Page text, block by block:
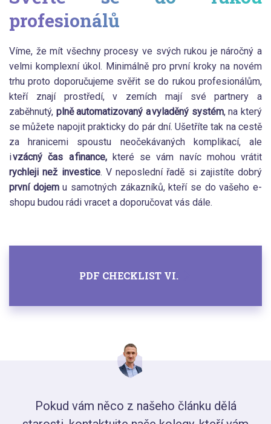
profesionálů
Víme, že mít všechny procesy ve svých rukou je náročný a
velmi komplexní úkol. Minimálně pro první kroky na novém
trhu proto doporučujeme svěřit se do rukou profesionálům,
kteří znají prostředí, v zemích mají své partnery a
zaběhnutý, plně automatizovaný a vyladěný systém, na který
se můžete napojit prakticky do pár dní. Ušetříte tak na cestě
za hranicemi spoustu neočekávaných komplikací, ale
ivzácný čas a finance, které se vám navíc mohou vrátit
rychleji než investice. V neposlední řadě si zajistíte dobrý
první dojemu samotných zákazníků, kteří se do vašeho e-
shopu budou rádi vracet a doporučovat vás dále.
PDF CHECKLIST VI.
Pokud vám něco z našeho článku dělá